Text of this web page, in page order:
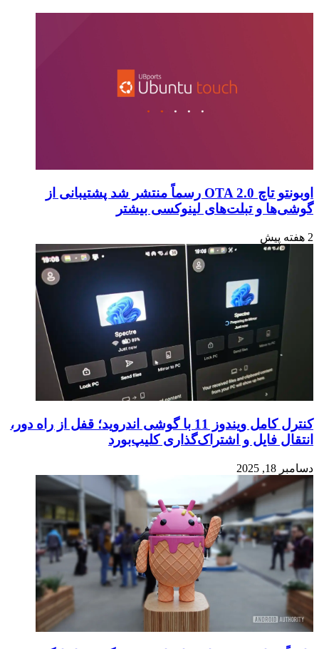
اوبونتو تاچ OTA 2.0 رسماً منتشر شد پشتیبانی از
گوشی‌ها و تبلت‌های لینوکسی بیشتر
2 هفته پیش
کنترل کامل ویندوز 11 با گوشی اندروید؛ قفل از راه دور،
انتقال فایل و اشتراک‌گذاری کلیپ‌بورد
دسامبر 18, 2025